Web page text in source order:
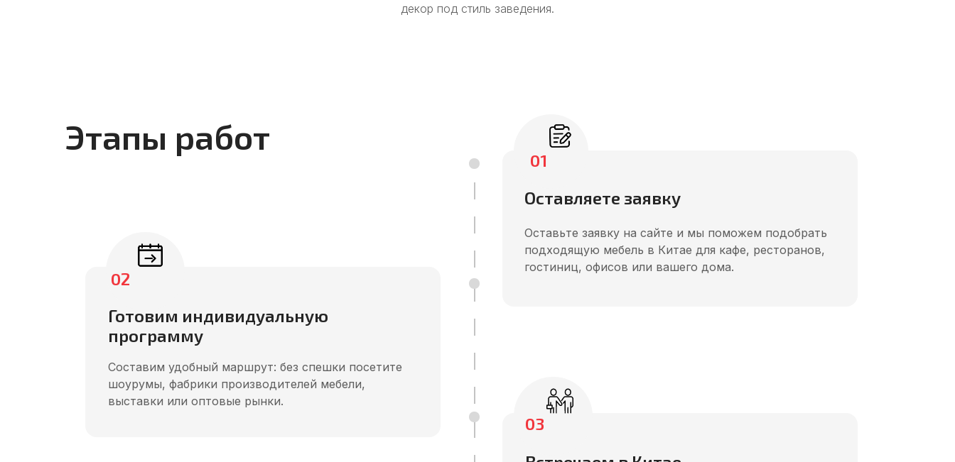
декор под стиль заведения.
03
Готовим индивидуальную
программу
Составим удобный маршрут: без спешки посетите
шоурумы, фабрики производителей мебели,
выставки или оптовые рынки.
02
01
Оставляете заявку
Оставьте заявку на сайте и мы поможем подобрать
подходящую мебель в Китае для кафе, ресторанов,
гостиниц, офисов или вашего дома.
Этапы работ